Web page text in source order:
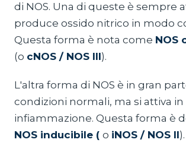
di NOS. Una di queste è sempre
produce ossido nitrico in modo
Questa forma è nota come NOS
(o cNOS / NOS III).
L'altra forma di NOS è in gran
condizioni normali, ma si attiva
infiammazione. Questa forma è
NOS inducibile ( o iNOS / NOS II).